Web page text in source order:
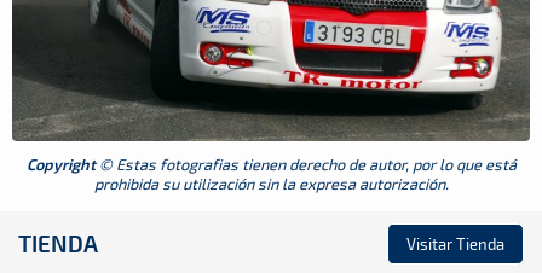
Copyright© Estas fotografias tienen derecho de autor, por lo que está
prohibida su utilización sin la expresa autorización.
TIENDA Visitar Tienda